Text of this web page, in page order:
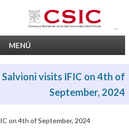
MENÚ
Salvioni visits IFIC on 4th of
September, 2024
on 4th of September, 2024